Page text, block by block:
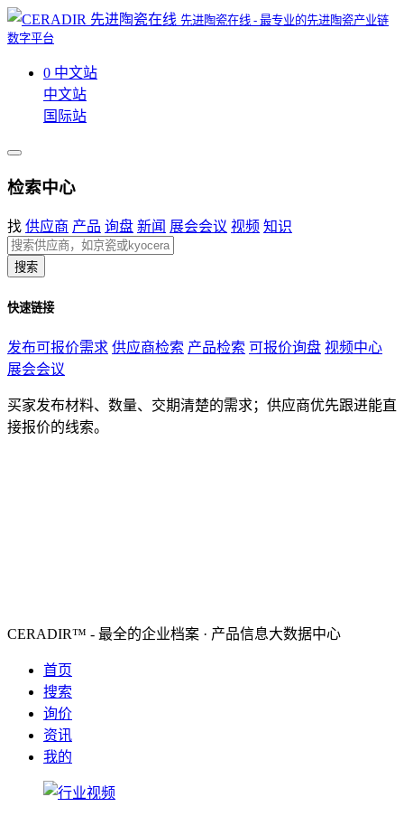
先进陶瓷在线 - 最专业的先进陶瓷产业链
数字平台
0 中文站
中文站
国际站
检索中心
找 供应商 产品 询盘 新闻 展会会议 视频 知识
搜索
快速链接
发布可报价需求 供应商检索 产品检索 可报价询盘 视频中心
展会会议
买家发布材料、数量、交期清楚的需求；供应商优先跟进能直
接报价的线索。
CERADIR™ - 最全的企业档案 · 产品信息大数据中心
首页
搜索
询价
资讯
我的